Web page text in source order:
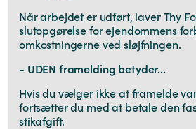
Når arbejdet er udført, laver Thy
slutopgørelse for ejendommens
omkostningerne ved sløjfningen.
- UDEN framelding betyder...
Hvis du vælger ikke at framelde
fortsætter du med at betale den
stikafgift.